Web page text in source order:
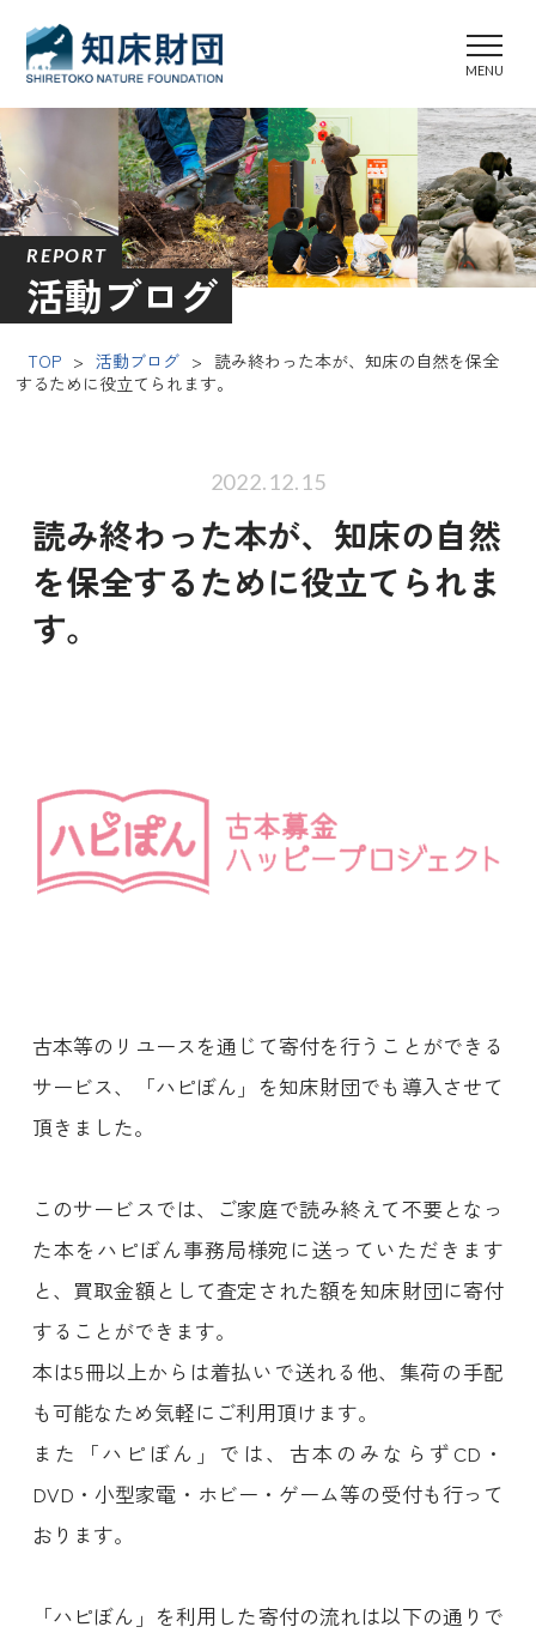
REPORT
活動ブログ
TOP > 活動ブログ > 読み終わった本が、知床の自然を保全
するために役立てられます。
2022.12.15
読み終わった本が、知床の自然
を保全するために役立てられま
す。
古本等のリユースを通じて寄付を行うことができる
サービス、「ハピぼん」を知床財団でも導入させて
頂きました。
このサービスでは、ご家庭で読み終えて不要となっ
た本をハピぼん事務局様宛に送っていただきます
と、買取金額として査定された額を知床財団に寄付
することができます。
本は5冊以上からは着払いで送れる他、集荷の手配
も可能なため気軽にご利用頂けます。
また「ハピぼん」では、古本のみならずCD・
DVD・小型家電・ホビー・ゲーム等の受付も行って
おります。
「ハピぼん」を利用した寄付の流れは以下の通りで